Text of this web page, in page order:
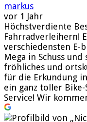
markus
vor 1 Jahr
Höchstverdiente
Fahrradverleihern!
verschiedensten E-
Mega in Schuss
fröhliches und
für die Erkundung
ein ganz toller
Service! Wir